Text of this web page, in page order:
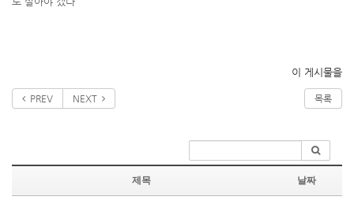
이 게시물을
PREV NEXT 목록
제목 날짜